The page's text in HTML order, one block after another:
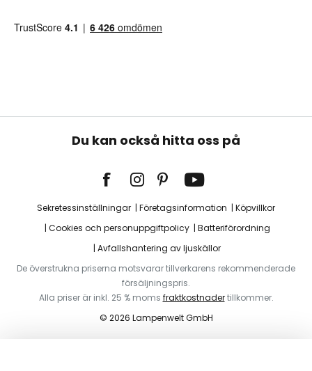
Du kan också hitta oss på
Sekretessinställningar Företagsinformation
Köpvillkor
Cookies och personuppgiftpolicy
Batteriförordning
Avfallshantering av ljuskällor
De överstrukna priserna motsvarar tillverkarens rekommenderade
försäljningspris.
Alla priser är inkl. 25 % moms fraktkostnadertillkommer.
© 2026 Lampenwelt GmbH